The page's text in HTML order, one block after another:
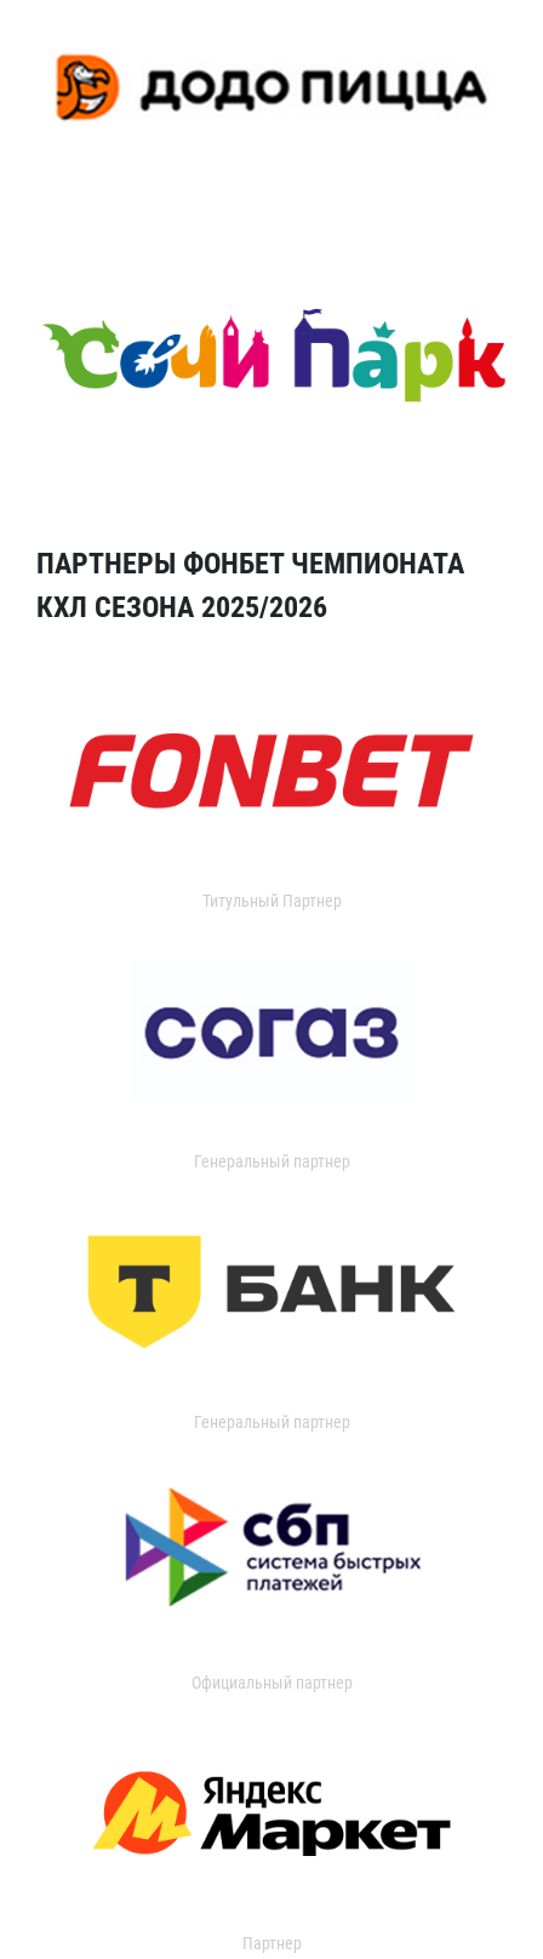
ПАРТНЕРЫ ФОНБЕТ ЧЕМПИОНАТА
КХЛ СЕЗОНА 2025/2026
Титульный Партнер
Генеральный партнер
Генеральный партнер
Официальный партнер
Партнер